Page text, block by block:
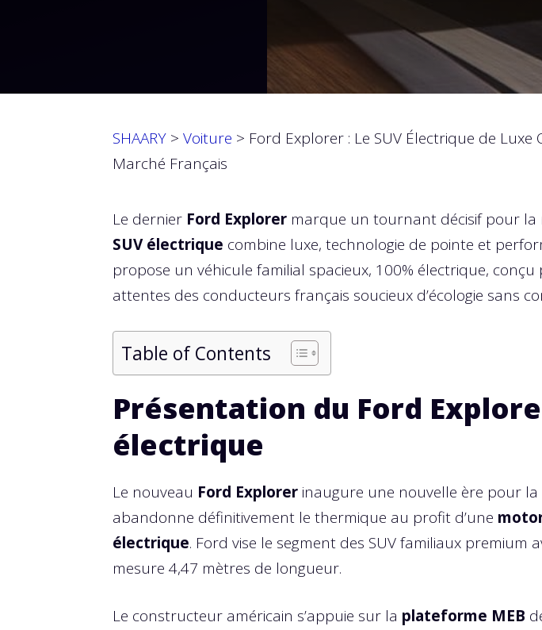
SHAARY > Voiture > Ford Explorer : Le SUV Électrique de Luxe
Marché Français
Le dernier Ford Explorer marque un tournant décisif pour la
SUV électrique combine luxe, technologie de pointe et
propose un véhicule familial spacieux, 100% électrique,
attentes des conducteurs français soucieux d’écologie sans
Table of Contents
Présentation du Ford
électrique
Le nouveau Ford Explorer inaugure une nouvelle ère pour la
abandonne définitivement le thermique au profit d’une
électrique. Ford vise le segment des SUV familiaux premium
mesure 4,47 mètres de longueur.
Le constructeur américain s’appuie sur la plateforme MEB